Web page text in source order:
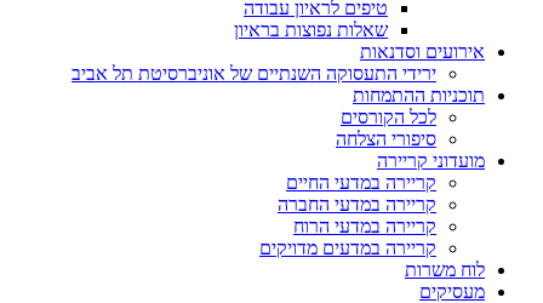
טיפים לראיון עבודה
שאלות נפוצות בראיון
אירועים וסדנאות
ירידי התעסוקה השנתיים של אוניברסיטת תל אביב
תוכניות ההתמחות
לכל הקורסים
סיפורי הצלחה
מועדוני קריירה
קריירה במדעי החיים
קריירה במדעי החברה
קריירה במדעי הרוח
קריירה במדעים מדויקים
לוח משרות
מעסיקים